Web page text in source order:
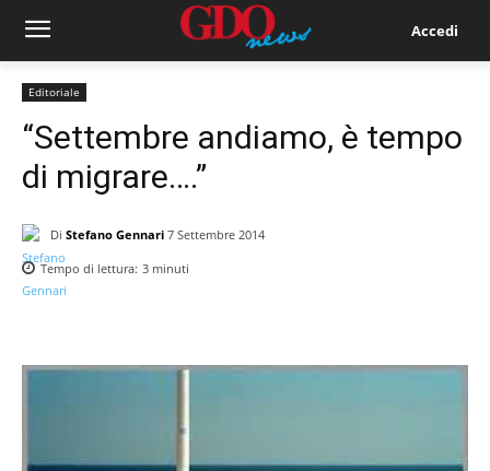
Accedi
Editoriale
“Settembre andiamo, è tempo
di migrare….”
Di Stefano Gennari 7 Settembre 2014
Tempo di lettura: 3 minuti